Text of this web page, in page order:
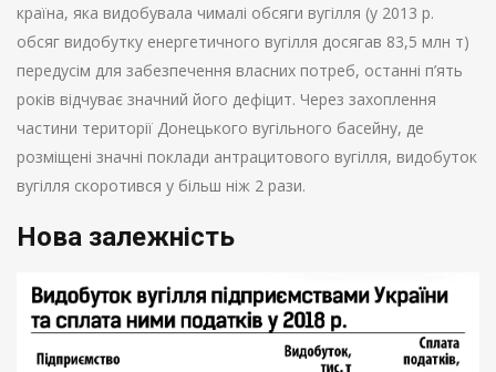
країна, яка видобувала чималі обсяги вугілля (у 2013 р.
обсяг видобутку енергетичного вугілля досягав 83,5 млн т)
передусім для забезпечення власних потреб, останні п’ять
років відчуває значний його дефіцит. Через захоплення
частини території Донецького вугільного басейну, де
розміщені значні поклади антрацитового вугілля, видобуток
вугілля скоротився у більш ніж 2 рази.
Нова залежність